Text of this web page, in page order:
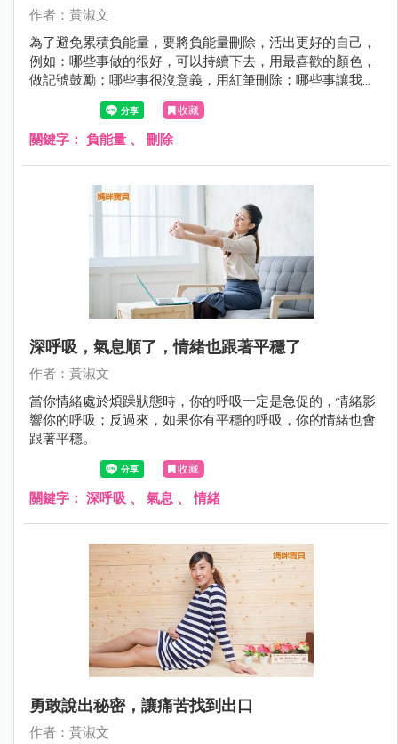
作者：黃淑文
為了避免累積負能量，要將負能量刪除，活出更好的自己，
例如：哪些事做的很好，可以持續下去，用最喜歡的顏色，
做記號鼓勵；哪些事很沒意義，用紅筆刪除；哪些事讓我不
舒服，如果再重來，怎麼做才會更好，就用藍筆修復。
收藏
關鍵字： 負能量 、 刪除
深呼吸，氣息順了，情緒也跟著平穩了
作者：黃淑文
當你情緒處於煩躁狀態時，你的呼吸一定是急促的，情緒影
響你的呼吸；反過來，如果你有平穩的呼吸，你的情緒也會
跟著平穩。
收藏
關鍵字： 深呼吸 、 氣息 、情緒
勇敢說出秘密，讓痛苦找到出口
作者：黃淑文